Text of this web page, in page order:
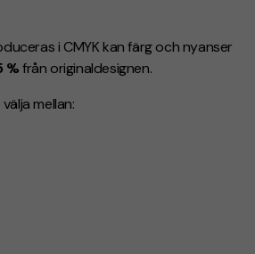
i CMYK kan färg och nyanser
%från originaldesignen.
mellan: